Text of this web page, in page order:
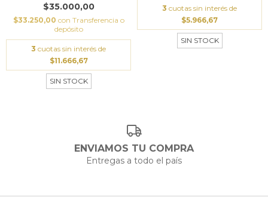
$35.000,00
$33.250,00 con Transferencia o
depósito
3 cuotas sin interés de
$11.666,67
SIN STOCK
3 cuotas sin interés de
$5.966,67
SIN STOCK
ENVIAMOS TU COMPRA
Entregas a todo el país